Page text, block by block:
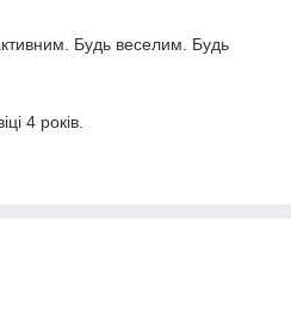
Будь веселим. Будь
4 років.